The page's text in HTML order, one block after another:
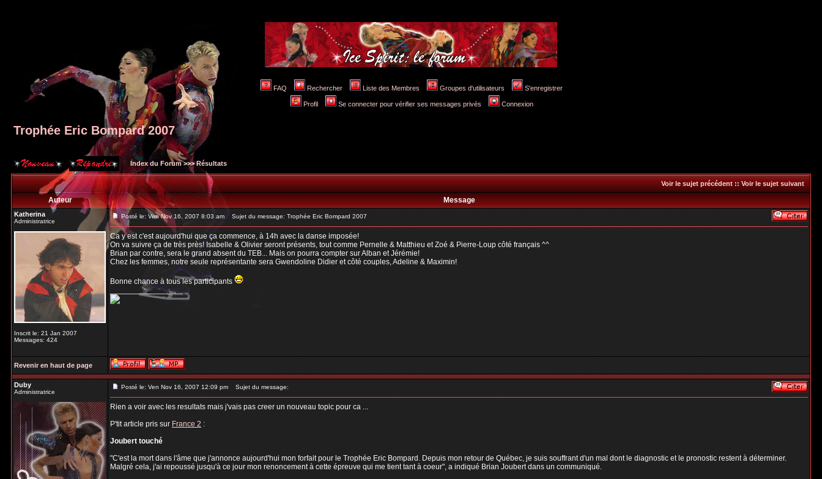
FAQ Rechercher Liste des Membres Groupes d'utilisateurs S'enregistrer
Profil Se connecter pour vérifier ses messages privés Connexion
Trophée Eric Bompard 2007
Index du Forum>>>Résultats
Voir le sujet précédent::Voir le sujet suivant
Auteur Message
Katherina
Administratrice
Inscrit le: 21 Jan 2007
Messages: 424
Posté le: Ven Nov 16, 2007 8:03 am Sujet du message: Trophée Eric Bompard 2007
Ca y est c'est aujourd'hui que ça commence, à 14h avec la danse imposée!
On va suivre ça de très près! Isabelle & Olivier seront présents, tout comme Pernelle & Matthieu et Zoé & Pierre-Loup côté français ^^
Brian par contre, sera le grand absent du TEB... Mais on pourra compter sur Alban et Jérémie!
Chez les femmes, notre seule représentante sera Gwendoline Didier et côté couples, Adeline & Maximin!
Bonne chance à tous les participants
_________________
Revenir en haut de page
Duby
Administratrice
Posté le: Ven Nov 16, 2007 12:09 pm Sujet du message:
Rien a voir avec les resultats mais j'vais pas creer un nouveau topic pour ca ...
P'tit article pris surFrance 2:
Joubert touché
"C'est la mort dans l'âme que j'annonce aujourd'hui mon forfait pour le Trophée Eric Bompard. Depuis mon retour de Québec, je suis souffrant d'un mal dont le diagnostic et le pronostic restent à déterminer.
Malgré cela, j'ai repoussé jusqu'à ce jour mon renoncement à cette épreuve qui me tient tant à coeur", a indiqué Brian Joubert dans un communiqué.